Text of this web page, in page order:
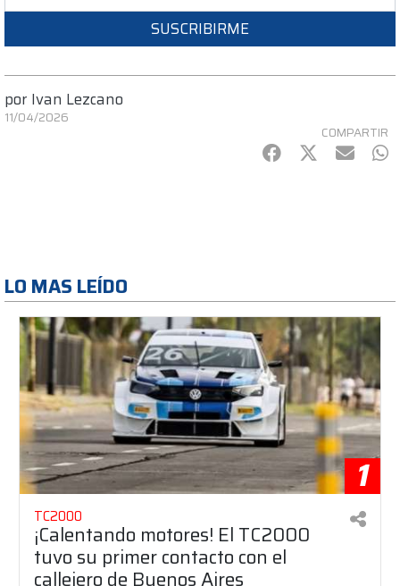
SUSCRIBIRME
por Ivan Lezcano
11/04/2026
COMPARTIR
Facebook
Twitter
mail
LO MAS LEÍDO
1
TC2000
¡Calentando motores! El TC2000
tuvo su primer contacto con el
callejero de Buenos Aires